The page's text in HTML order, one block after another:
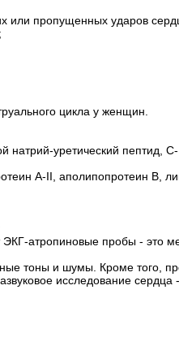
пропущенных ударов
цикла у женщин.
уретический пептид,
А-II, аполипопротеин В,
атропиновые пробы - это
тоны и шумы. Кроме того,
исследование сердца